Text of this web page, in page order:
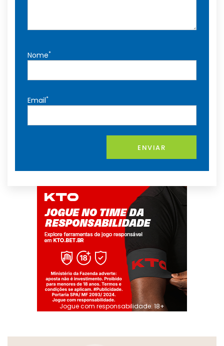
Nome*
Email*
ENVIAR
Jogue com responsabilidade. 18+